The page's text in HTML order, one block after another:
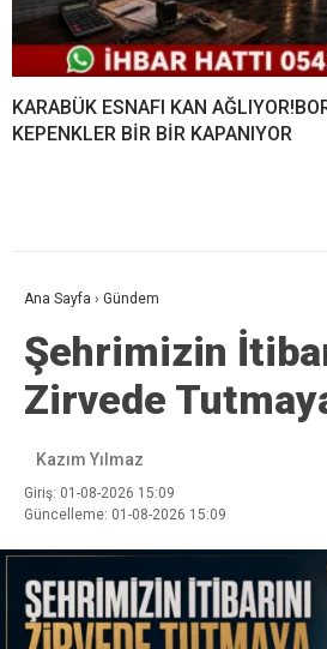
KARABÜK ESNAFI KAN
KEPENKLER BİR BİR KAPANIYOR
Ana Sayfa › Gündem
Şehrimizin
Zirvede
Kazım Yılmaz
Giriş: 01-08-2026 15:09
Güncelleme: 01-08-2026 15:09